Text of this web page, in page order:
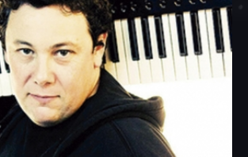
et ils sortent « Mi Gente ». Le 29
le remix de « Mi Gente » en
Beyoncé sort.